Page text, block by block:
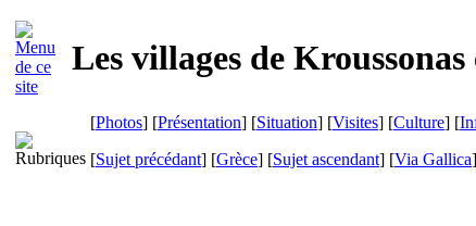
Les villages de
[Photos] [Présentation] [Situation] [Visites] [Culture] [
[Sujet précédant] [Grèce] [Sujet ascendant] [Via Gallica]